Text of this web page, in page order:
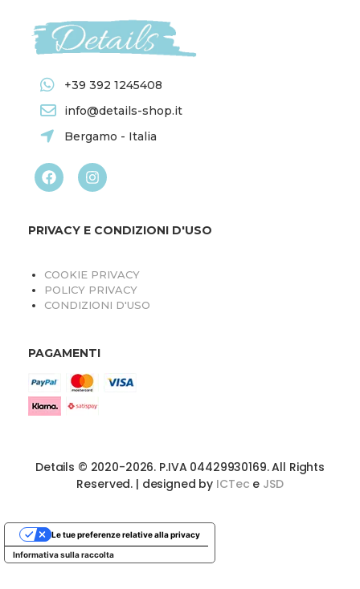
+39 392 1245408
info@details-shop.it
Bergamo - Italia
PRIVACY E CONDIZIONI D'USO
COOKIE PRIVACY
POLICY PRIVACY
CONDIZIONI D'USO
PAGAMENTI
Details © 2020-2026. P.IVA 04429930169. All Rights
Reserved. | designed by ICTec e JSD
Informativa sulla raccolta
Le tue preferenze relative alla privacy